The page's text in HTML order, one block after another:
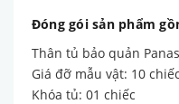
Đóng gói sản phẩm
Thân tủ bảo quản
Giá đỡ mẫu vật: 10 chiếc
Khóa tủ: 01 chiếc